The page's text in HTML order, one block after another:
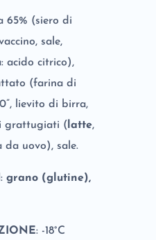
65% (siero di
sale,
acido citrico),
(farina di
lievito di birra,
grattugiati ( latte,
da uovo), sale.
:grano (glutine),
: -18°C